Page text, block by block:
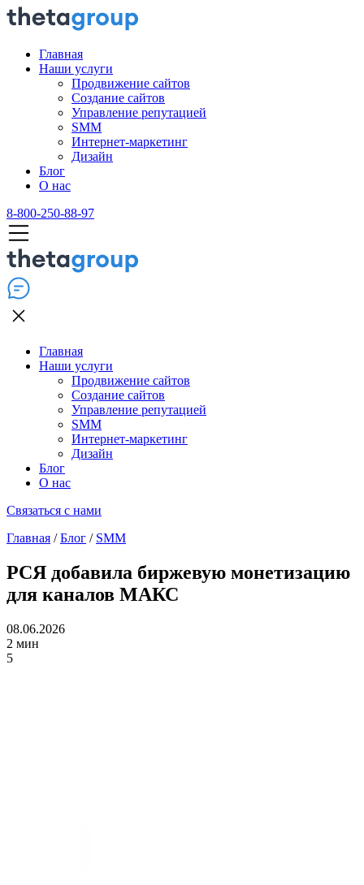
Главная
Наши услуги
Продвижение сайтов
Создание сайтов
Управление репутацией
SMM
Интернет-маркетинг
Дизайн
Блог
О нас
8-800-250-88-97
Главная
Наши услуги
Продвижение сайтов
Создание сайтов
Управление репутацией
SMM
Интернет-маркетинг
Дизайн
Блог
О нас
Связаться с нами
Главная /Блог / SMM
РСЯ добавила биржевую монетизацию
для каналов МАКС
08.06.2026
2 мин
5